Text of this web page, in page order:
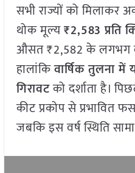
सभी राज्यों को मिलाकर
थोक मूल्य₹2,583 प्रति
औसत ₹2,582 के लगभग
हालांकिवार्षिक तुलना
गिरावटको दर्शाता है।
कीट प्रकोप से प्रभावित
जबकि इस वर्ष स्थिति